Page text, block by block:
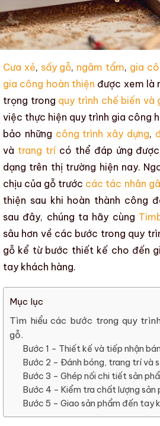
Cưa xẻ, sấy gỗ, ngâm tẩm, gia
gia công hoàn thiện được xem là
trọng trong quy trình chế biến và
việc thực hiện quy trình gia công
bảo những công trình xây dựng,
và trang trícó thể đáp ứng được
dạng trên thị trường hiện nay.
chịu của gỗ trước các tác nhân
thiện sau khi hoàn thành công
sau đây, chúng ta hãy cùng
sâu hơn về các bước trong quy
gỗ kể từ bước thiết kế cho đến
tay khách hàng.
Mục lục
Tìm hiểu các bước trong quy
gỗ.
Bước 1 – Thiết kế và tiếp nhận
Bước 2 – Đánh bóng, trang trí và
Bước 3 – Ghép nối chi tiết sản
Bước 4 – Kiểm tra chất lượng sản
Bước 5 – Giao sản phẩm đến tay